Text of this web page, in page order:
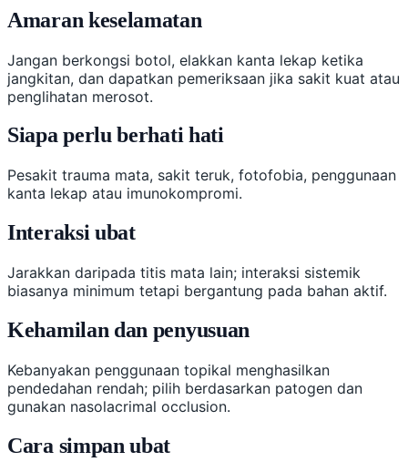
Amaran keselamatan
Jangan berkongsi botol, elakkan kanta lekap ketika
jangkitan, dan dapatkan pemeriksaan jika sakit kuat atau
penglihatan merosot.
Siapa perlu berhati hati
Pesakit trauma mata, sakit teruk, fotofobia, penggunaan
kanta lekap atau imunokompromi.
Interaksi ubat
Jarakkan daripada titis mata lain; interaksi sistemik
biasanya minimum tetapi bergantung pada bahan aktif.
Kehamilan dan penyusuan
Kebanyakan penggunaan topikal menghasilkan
pendedahan rendah; pilih berdasarkan patogen dan
gunakan nasolacrimal occlusion.
Cara simpan ubat